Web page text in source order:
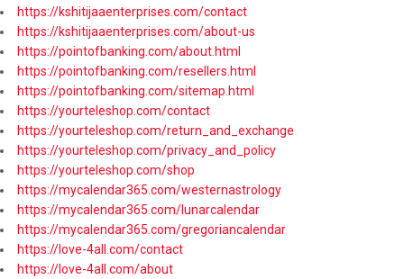
https://kshitijaaenterprises.com/contact
https://kshitijaaenterprises.com/about-us
https://pointofbanking.com/about.html
https://pointofbanking.com/resellers.html
https://pointofbanking.com/sitemap.html
https://yourteleshop.com/contact
https://yourteleshop.com/return_and_exchange
https://yourteleshop.com/privacy_and_policy
https://yourteleshop.com/shop
https://mycalendar365.com/westernastrology
https://mycalendar365.com/lunarcalendar
https://mycalendar365.com/gregoriancalendar
https://love-4all.com/contact
https://love-4all.com/about